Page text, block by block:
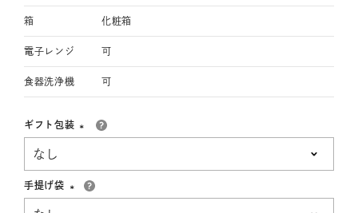
箱 化粧箱
電子レンジ 可
食器洗浄機 可
ギフト包装
手提げ袋